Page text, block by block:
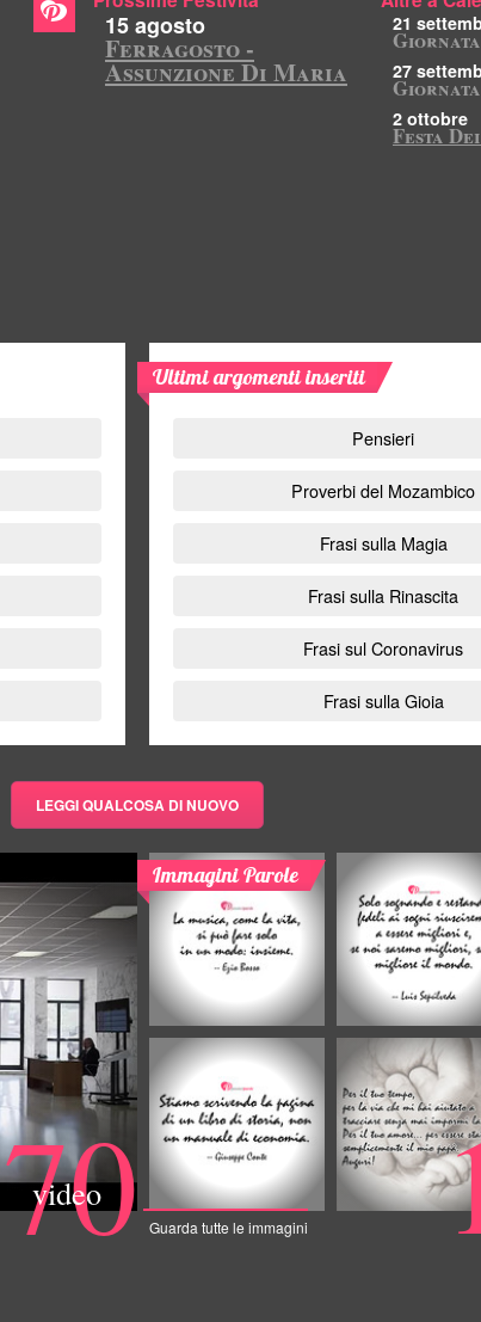
15 agosto
Ferragosto -
Assunzione Di Maria
21
27
2 ottobre
Festa
Ultimi argomenti inseriti
Pensieri
Proverbi del Mozambico
Frasi sulla Magia
Frasi sulla Rinascita
Frasi sul Coronavirus
Frasi sulla Gioia
LEGGI QUALCOSA DI NUOVO
video
Immagini Parole
Guarda tutte le immagini